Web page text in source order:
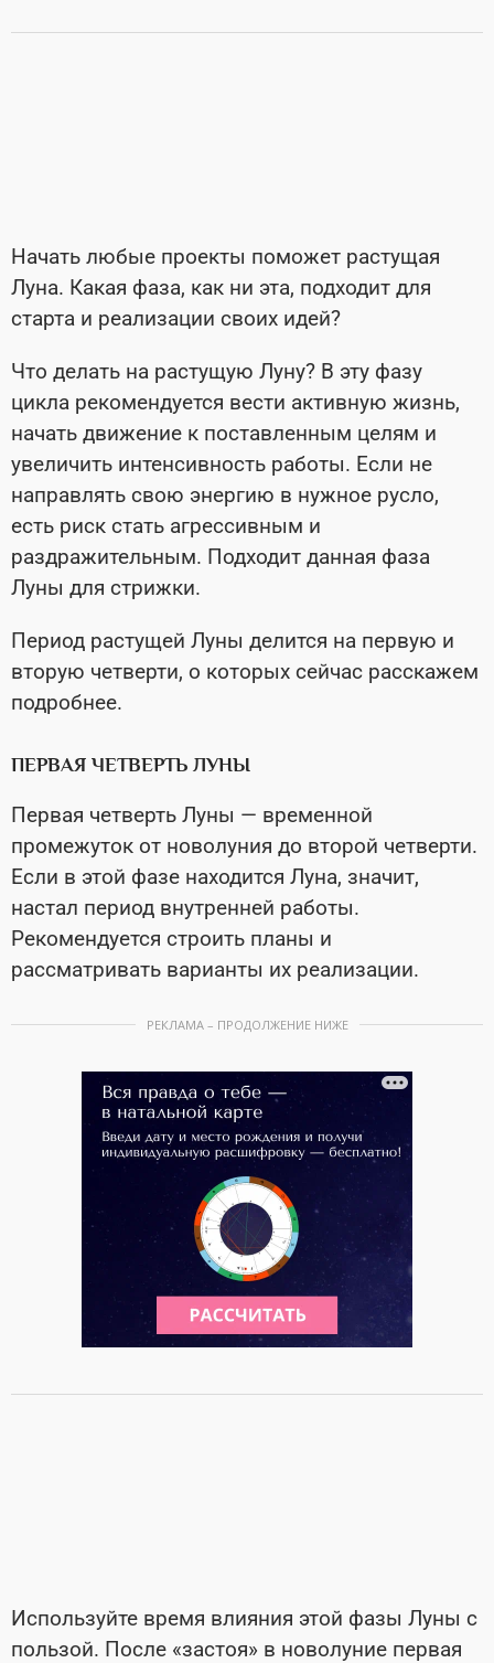
Начать любые проекты поможет растущая
Луна. Какая фаза, как ни эта, подходит для
старта и реализации своих идей?
Что делать на растущую Луну? В эту фазу
цикла рекомендуется вести активную жизнь,
начать движение к поставленным целям и
увеличить интенсивность работы. Если не
направлять свою энергию в нужное русло,
есть риск стать агрессивным и
раздражительным. Подходит данная фаза
Луны для стрижки.
Период растущей Луны делится на первую и
вторую четверти, о которых сейчас расскажем
подробнее.
ПЕРВАЯ ЧЕТВЕРТЬ ЛУНЫ
Первая четверть Луны — временной
промежуток от новолуния до второй четверти.
Если в этой фазе находится Луна, значит,
настал период внутренней работы.
Рекомендуется строить планы и
рассматривать варианты их реализации.
РЕКЛАМА – ПРОДОЛЖЕНИЕ НИЖЕ
Используйте время влияния этой фазы Луны с
пользой. После «застоя» в новолуние первая